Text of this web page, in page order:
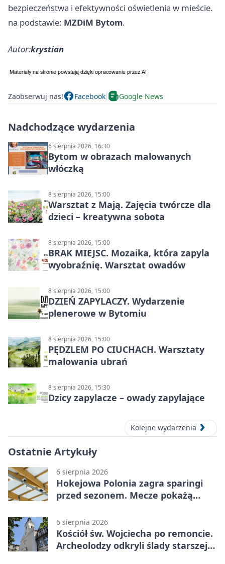
bezpieczeństwa i efektywności oświetlenia w mieście.
na podstawie: MZDiM Bytom.
Autor:krystian
Zaobserwuj nas! Facebook Google News
Nadchodzące wydarzenia
6 sierpnia 2026, 16:30
Bytom w obrazach malowanych
włóczką
8 sierpnia 2026, 15:00
Warsztat z Mają. Zajęcia twórcze dla
dzieci – kreatywna sobota
8 sierpnia 2026, 15:00
BRAK MIEJSC. Mozaika, która zapyla
wyobraźnię. Warsztat owadów
8 sierpnia 2026, 15:00
DZIEŃ ZAPYLACZY. Wydarzenie
plenerowe w Bytomiu
8 sierpnia 2026, 15:00
PĘDZLEM PO CIUCHACH. Warsztaty
malowania ubrań
8 sierpnia 2026, 15:30
Dzicy zapylacze – owady zapylające
Kolejne wydarzenia
Ostatnie Artykuły
6 sierpnia 2026
Hokejowa Polonia zagra sparingi
przed sezonem. Mecze pokażą
6 sierpnia 2026
Kościół św. Wojciecha po remoncie.
Archeolodzy odkryli ślady starszej